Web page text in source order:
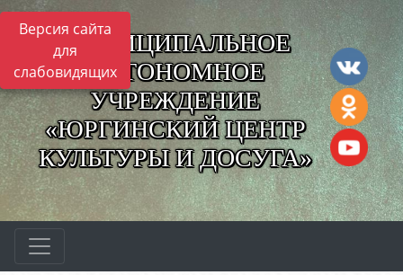
Версия сайта
для
слабовидящих
МУНИЦИПАЛЬНОЕ
АВТОНОМНОЕ
УЧРЕЖДЕНИЕ
«ЮРГИНСКИЙ ЦЕНТР
КУЛЬТУРЫ И ДОСУГА»